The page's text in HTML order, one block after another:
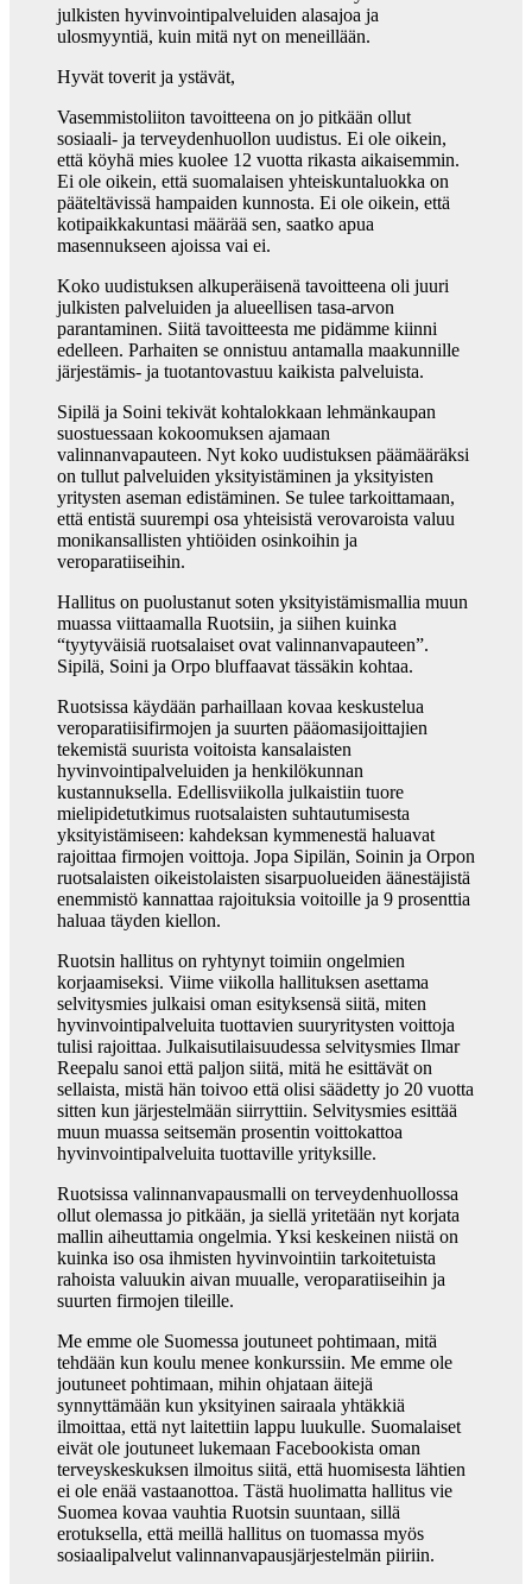
julkisten hyvinvointipalveluiden alasajoa ja
ulosmyyntiä, kuin mitä nyt on meneillään.
Hyvät toverit ja ystävät,
Vasemmistoliiton tavoitteena on jo pitkään ollut
sosiaali- ja terveydenhuollon uudistus. Ei ole oikein,
että köyhä mies kuolee 12 vuotta rikasta aikaisemmin.
Ei ole oikein, että suomalaisen yhteiskuntaluokka on
pääteltävissä hampaiden kunnosta. Ei ole oikein, että
kotipaikkakuntasi määrää sen, saatko apua
masennukseen ajoissa vai ei.
Koko uudistuksen alkuperäisenä tavoitteena oli juuri
julkisten palveluiden ja alueellisen tasa-arvon
parantaminen. Siitä tavoitteesta me pidämme kiinni
edelleen. Parhaiten se onnistuu antamalla maakunnille
järjestämis- ja tuotantovastuu kaikista palveluista.
Sipilä ja Soini tekivät kohtalokkaan lehmänkaupan
suostuessaan kokoomuksen ajamaan
valinnanvapauteen. Nyt koko uudistuksen päämääräksi
on tullut palveluiden yksityistäminen ja yksityisten
yritysten aseman edistäminen. Se tulee tarkoittamaan,
että entistä suurempi osa yhteisistä verovaroista valuu
monikansallisten yhtiöiden osinkoihin ja
veroparatiiseihin.
Hallitus on puolustanut soten yksityistämismallia muun
muassa viittaamalla Ruotsiin, ja siihen kuinka
“tyytyväisiä ruotsalaiset ovat valinnanvapauteen”.
Sipilä, Soini ja Orpo bluffaavat tässäkin kohtaa.
Ruotsissa käydään parhaillaan kovaa keskustelua
veroparatiisifirmojen ja suurten pääomasijoittajien
tekemistä suurista voitoista kansalaisten
hyvinvointipalveluiden ja henkilökunnan
kustannuksella. Edellisviikolla julkaistiin tuore
mielipidetutkimus ruotsalaisten suhtautumisesta
yksityistämiseen: kahdeksan kymmenestä haluavat
rajoittaa firmojen voittoja. Jopa Sipilän, Soinin ja Orpon
ruotsalaisten oikeistolaisten sisarpuolueiden äänestäjistä
enemmistö kannattaa rajoituksia voitoille ja 9 prosenttia
haluaa täyden kiellon.
Ruotsin hallitus on ryhtynyt toimiin ongelmien
korjaamiseksi. Viime viikolla hallituksen asettama
selvitysmies julkaisi oman esityksensä siitä, miten
hyvinvointipalveluita tuottavien suuryritysten voittoja
tulisi rajoittaa. Julkaisutilaisuudessa selvitysmies Ilmar
Reepalu sanoi että paljon siitä, mitä he esittävät on
sellaista, mistä hän toivoo että olisi säädetty jo 20 vuotta
sitten kun järjestelmään siirryttiin. Selvitysmies esittää
muun muassa seitsemän prosentin voittokattoa
hyvinvointipalveluita tuottaville yrityksille.
Ruotsissa valinnanvapausmalli on terveydenhuollossa
ollut olemassa jo pitkään, ja siellä yritetään nyt korjata
mallin aiheuttamia ongelmia. Yksi keskeinen niistä on
kuinka iso osa ihmisten hyvinvointiin tarkoitetuista
rahoista valuukin aivan muualle, veroparatiiseihin ja
suurten firmojen tileille.
Me emme ole Suomessa joutuneet pohtimaan, mitä
tehdään kun koulu menee konkurssiin. Me emme ole
joutuneet pohtimaan, mihin ohjataan äitejä
synnyttämään kun yksityinen sairaala yhtäkkiä
ilmoittaa, että nyt laitettiin lappu luukulle. Suomalaiset
eivät ole joutuneet lukemaan Facebookista oman
terveyskeskuksen ilmoitus siitä, että huomisesta lähtien
ei ole enää vastaanottoa. Tästä huolimatta hallitus vie
Suomea kovaa vauhtia Ruotsin suuntaan, sillä
erotuksella, että meillä hallitus on tuomassa myös
sosiaalipalvelut valinnanvapausjärjestelmän piiriin.